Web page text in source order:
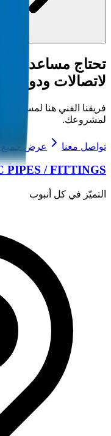
تحتاج مساعدة
لاتصالات ودو
فريقنا الفني هنا
لمشروعك.
تواصل معنا عرض جميع
PIPES / FITTINGS
التميّز في كل أنبوب